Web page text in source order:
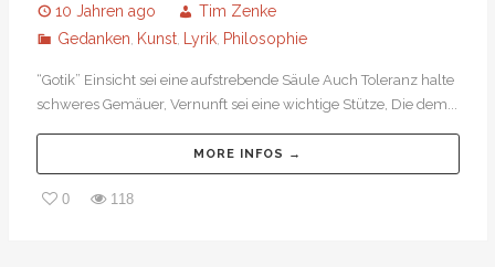
10 Jahren ago
Tim Zenke
Gedanken Kunst, Lyrik, Philosophie
“Gotik” Einsicht sei eine aufstrebende Säule Auch Toleranz halte
schweres Gemäuer, Vernunft sei eine wichtige Stütze, Die dem...
MORE INFOS →
0 118